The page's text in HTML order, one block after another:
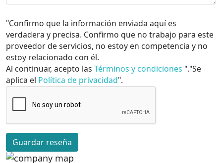
"Confirmo que la información enviada aquí es
verdadera y precisa. Confirmo que no trabajo para este
proveedor de servicios, no estoy en competencia y no
estoy relacionado con él.
Al continuar, acepto las Términos y condiciones "."Se
aplica el Política de privacidad".
Guardar reseña